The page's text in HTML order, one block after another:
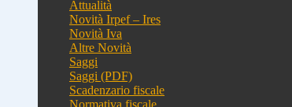
Attualità
Novità Irpef – Ires
Novità Iva
Altre Novità
Saggi
Saggi (PDF)
Scadenzario fiscale
Normativa fiscale